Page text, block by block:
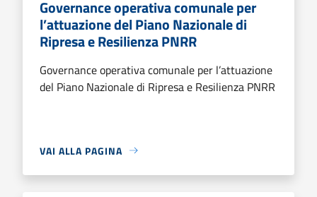
Governance operativa comunale per
l’attuazione del Piano Nazionale di
Ripresa e Resilienza PNRR
Governance operativa comunale per l’attuazione
del Piano Nazionale di Ripresa e Resilienza PNRR
VAI ALLA PAGINA